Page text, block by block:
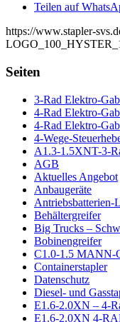
Teilen auf
https://www.stapler-
Seiten
3-Rad Elektro-
4-Rad Elektro-
4-Rad Elektro-
4-Wege-
A1.3-1.5XNT-3-
AGB
Aktuelles Angebot
Anbaugeräte
Antriebsbatterien-
Behältergreifer
Big Trucks –
Bobinengreifer
C1.0-1.5
Containerstapler
Datenschutz
Diesel- und
E1.6-2.0XN – 4-
E1.6-2.0XN 4-